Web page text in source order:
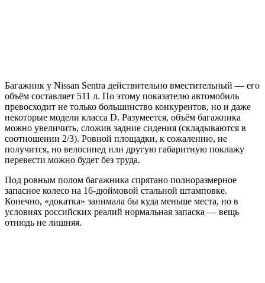
Багажник у Nissan Sentra действительно вместительный — его
объём составляет 511 л. По этому показателю автомобиль
превосходит не только большинство конкурентов, но и даже
некоторые модели класса D. Разумеется, объём багажника
можно увеличить, сложив задние сидения (складываются в
соотношении 2/3). Ровной площадки, к сожалению, не
получится, но велосипед или другую габаритную поклажу
перевести можно будет без труда.
Под ровным полом багажника спрятано полноразмерное
запасное колесо на 16-дюймовой стальной штамповке.
Конечно, «докатка» занимала бы куда меньше места, но в
условиях российских реалий нормальная запаска — вещь
отнюдь не лишняя.